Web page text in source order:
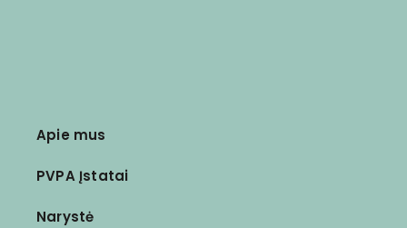
Apie mus
PVPA Įstatai
Narystė